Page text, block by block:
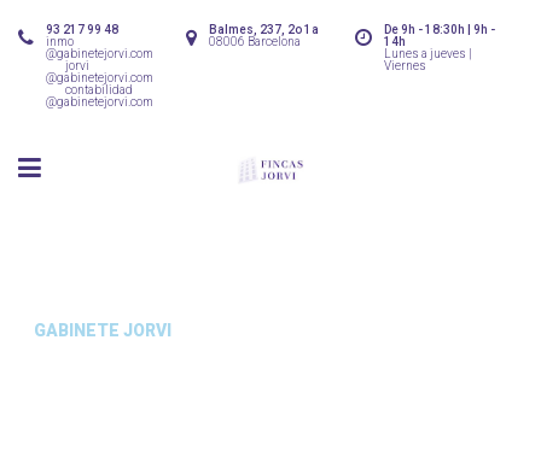
De 9h - 18:30h | 9h -
14h
Lunes a jueves |
Viernes
Balmes, 237, 2o 1a
08006 Barcelona
93 217 99 48
inmo
@gabinetejorvi.com
jorvi
@gabinetejorvi.com
contabilidad
@gabinetejorvi.com
GABINETE JORVI